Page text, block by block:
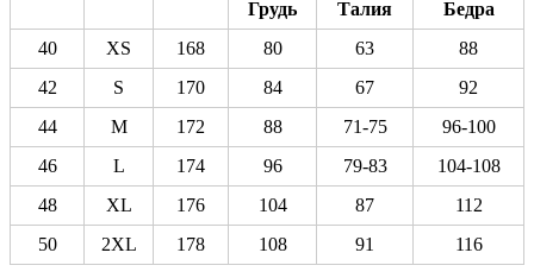
Грудь
Талия
Бедра
40
XS 168 80 63
88
42
S 170 84 67
92
44
M 172 88 71-75
96-100
46
L 174 96 79-83
104-108
48
XL 176 104 87
112
50
2XL 178 108 91 116